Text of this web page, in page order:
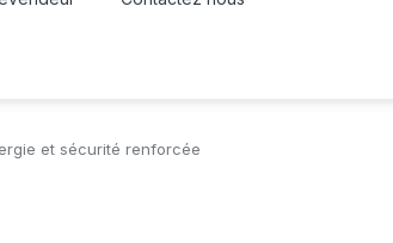
et sécurité renforcée